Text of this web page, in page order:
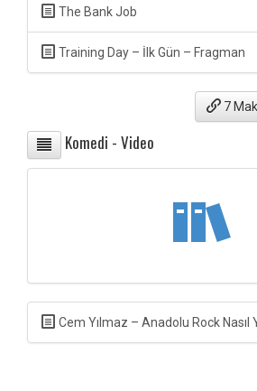
The Bank Job
Training Day – İlk Gün – Fragman
7
Komedi - Video
Cem Yılmaz – Anadolu Rock Nasıl